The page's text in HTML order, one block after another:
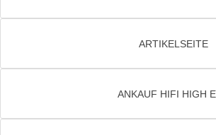
ARTIKELSEITE
ANKAUF HIFI HIGH